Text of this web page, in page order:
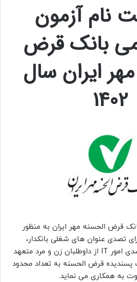
نام آزمون
بانک قرض
ایران سال
1402
قرض الحسنه مهر ایران به منظور
تصدی عنوان های شغلی بانکدار،
متصدی امور اداری و متصدی امور IT از داوطلبان زن و مرد متعهد
پسندیده قرض الحسنه به تعداد محدود
به همکاری می نماید.